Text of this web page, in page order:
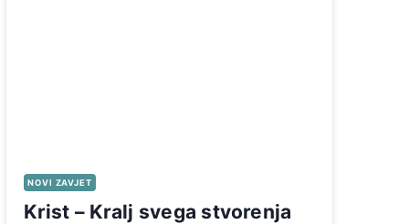
NOVI ZAVJET
Krist – Kralj svega stvorenja